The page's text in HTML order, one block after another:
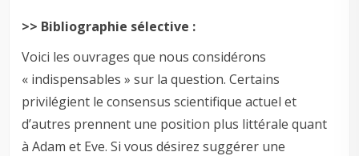
>> Bibliographie sélective :
Voici les ouvrages que nous considérons
« indispensables » sur la question. Certains
privilégient le consensus scientifique actuel et
d’autres prennent une position plus littérale quant
à Adam et Eve. Si vous désirez suggérer une